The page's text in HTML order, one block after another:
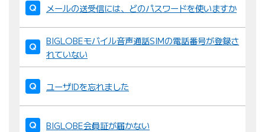
メールの送受信には、どのパスワードを使いますか
BIGLOBEモバイル音声通話SIMの電話番号が登録さ
れていない
ユーザIDを忘れました
BIGLOBE会員証が届かない